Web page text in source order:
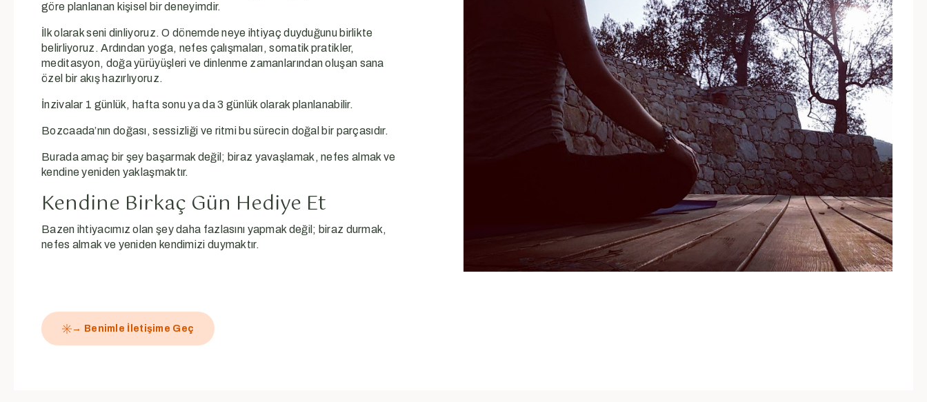
göre planlanan kişisel bir deneyimdir.
İlk olarak seni dinliyoruz. O dönemde neye ihtiyaç duyduğunu birlikte
belirliyoruz. Ardından yoga, nefes çalışmaları, somatik pratikler,
meditasyon, doğa yürüyüşleri ve dinlenme zamanlarından oluşan sana
özel bir akış hazırlıyoruz.
İnzivalar 1 günlük, hafta sonu ya da 3 günlük olarak planlanabilir.
Bozcaada’nın doğası, sessizliği ve ritmi bu sürecin doğal bir parçasıdır.
Burada amaç bir şey başarmak değil; biraz yavaşlamak, nefes almak ve
kendine yeniden yaklaşmaktır.
Kendine Birkaç Gün Hediye Et
Bazen ihtiyacımız olan şey daha fazlasını yapmak değil; biraz durmak,
nefes almak ve yeniden kendimizi duymaktır.
→ Benimle İletişime Geç